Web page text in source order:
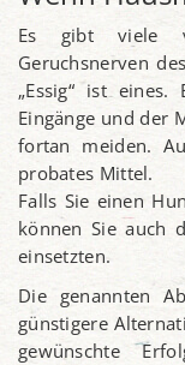
Es gibt viele
Geruchsnerven
„Essig“ ist
Eingänge und der
fortan meiden.
probates Mittel.
Falls Sie einen
können Sie auch
einsetzten.
Die genannten
günstigere
gewünschte